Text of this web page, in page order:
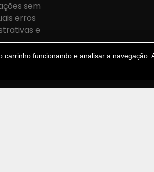
sem
erros
e
funcionando e analisar a navegação.